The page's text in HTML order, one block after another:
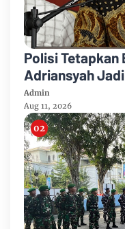
Polisi Tetapkan
Adriansyah
Admin
Aug 11, 2026